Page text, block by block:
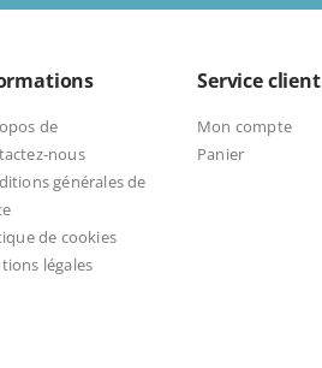
de
nous
générales de
de cookies
légales
Service client
Mon compte
Panier